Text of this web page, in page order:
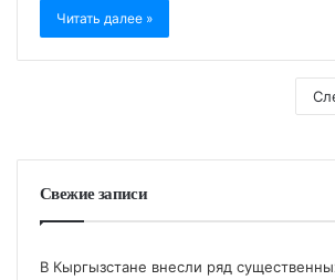
Читать далее »
Свежие записи
В Кыргызстане внесли ряд